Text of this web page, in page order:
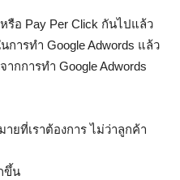
รือ Pay Per Click กันไปแล้ว
ารทำ Google Adwords แล้ว
กการทำ Google Adwords
ยที่เราต้องการ ไม่ว่าลูกค้า
ขึ้น